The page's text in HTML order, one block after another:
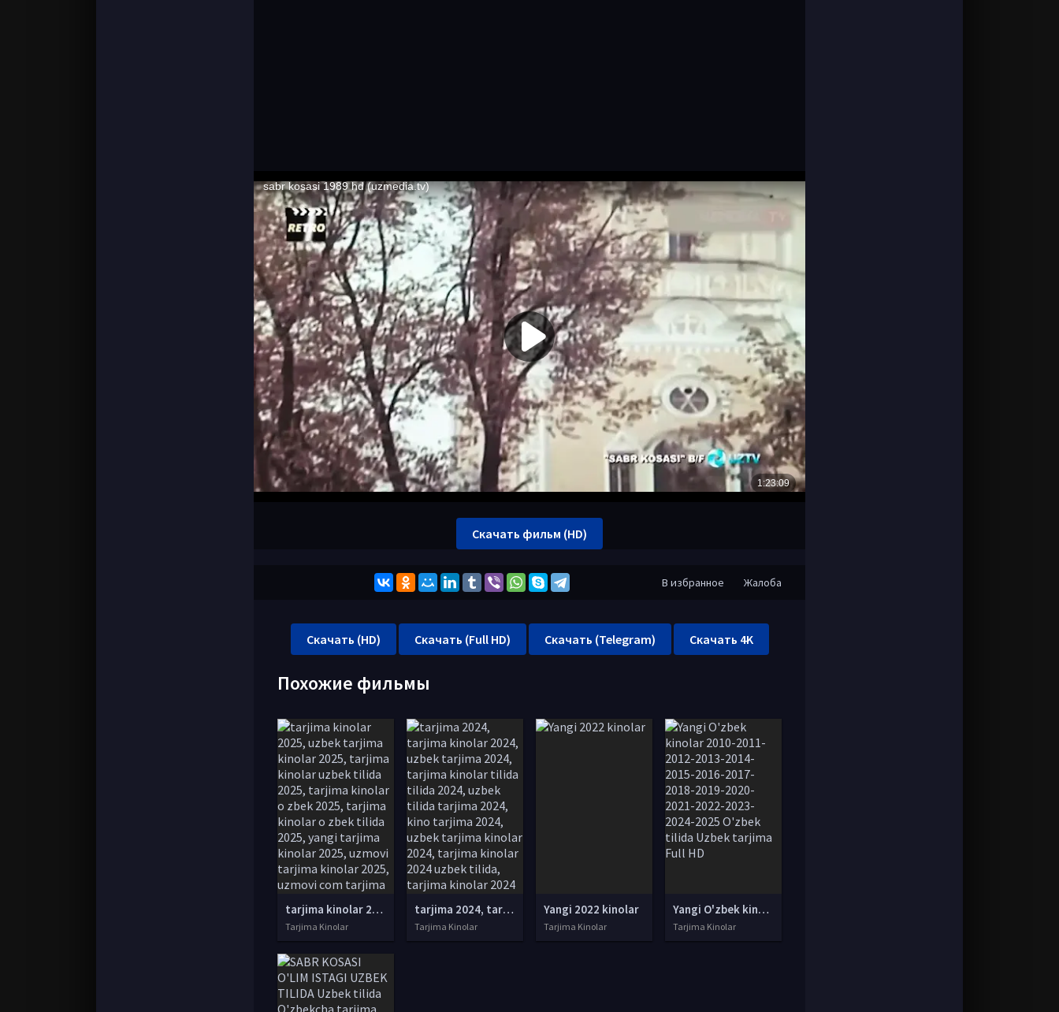
Скачать фильм (HD)
В избранное Жалоба
Скачать (HD) Скачать (Full HD) Скачать (Telegram) Скачать 4K
Похожие фильмы
tarjima kinolar 2025, uzbek tarjima kinolar 2025, tarjima kinolar uzbek tilida 2025, tarjima kinolar o zbek 2025, tarjima kinolar o zbek tilida 2025, yangi tarjima kinolar 2025, uzmovi tarjima kinolar 2025, uzmovi com tarjima kinolar 2025, uzbekcha t
Tarjima Kinolar
tarjima 2024, tarjima kinolar 2024, uzbek tarjima 2024, tarjima kinolar tilida tilida 2024, uzbek tilida tarjima 2024, kino tarjima 2024, uzbek tarjima kinolar 2024, tarjima kinolar 2024 uzbek tilida, tarjima kinolar 2024 o zbek, tarjima kinolar 2024
Tarjima Kinolar
Yangi 2022 kinolar
Tarjima Kinolar
Yangi O'zbek kinolar 2010-2011-2012-2013-2014-2015-2016-2017-2018-2019-2020-2021-2022-2023-2024-2025 O'zbek tilida Uzbek tarjima Full HD
Tarjima Kinolar